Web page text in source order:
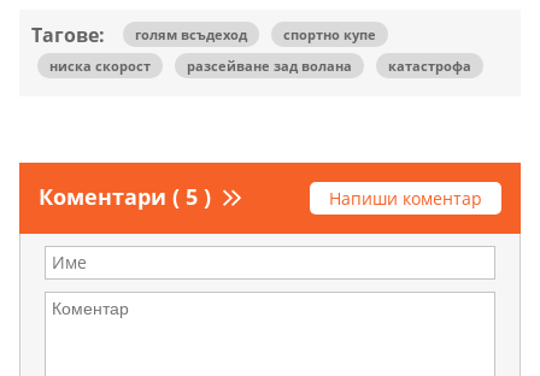
Тагове: голям всъдеход
спортно купе
ниска скорост
разсейване зад волана катастрофа
Коментари ( 5 ) Напиши коментар